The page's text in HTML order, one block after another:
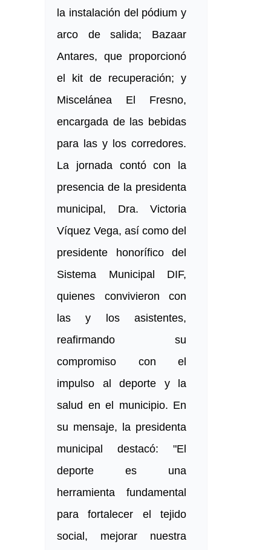
la instalación del pódium y
arco de salida; Bazaar
Antares, que proporcionó
el kit de recuperación; y
Miscelánea El Fresno,
encargada de las bebidas
para las y los corredores.
La jornada contó con la
presencia de la presidenta
municipal, Dra. Victoria
Víquez Vega, así como del
presidente honorífico del
Sistema Municipal DIF,
quienes convivieron con
las y los asistentes,
reafirmando su
compromiso con el
impulso al deporte y la
salud en el municipio. En
su mensaje, la presidenta
municipal destacó: "El
deporte es una
herramienta fundamental
para fortalecer el tejido
social, mejorar nuestra